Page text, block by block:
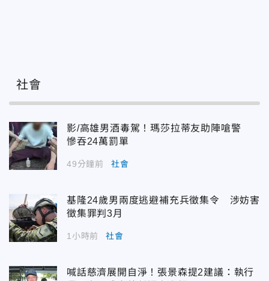
社會
影/高雄男酒毒駕！瑪莎拉蒂友助陣嗆警
慘吞24萬罰單
49分鐘前 社會
基隆24歲男兩度逃避補充兵徵集令 涉妨害
徵集罪判3月
1小時前 社會
喊話慈濟展開自淨！張景森提2建議：執行